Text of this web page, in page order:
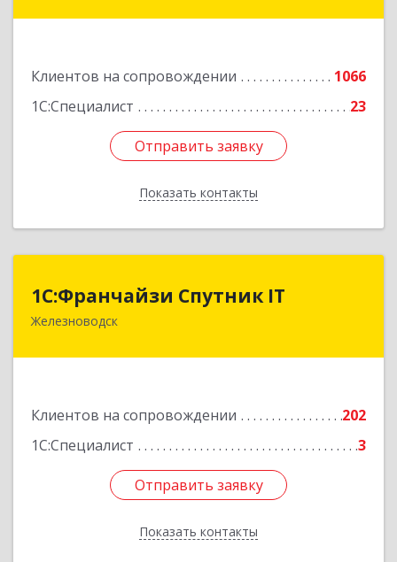
Клиентов на сопровождении
1066
1С:Специалист
23
Отправить заявку
Показать контакты
Отправить заявку
Назад
1С:Франчайзи Спутник IT
Железноводск
Клиентов на сопровождении
202
1С:Специалист
3
Отправить заявку
Показать контакты
1С:Франчайзи Спутник IT
357430, Ставропольский край, город-курорт
Подробнее
Отправить заявку
Назад